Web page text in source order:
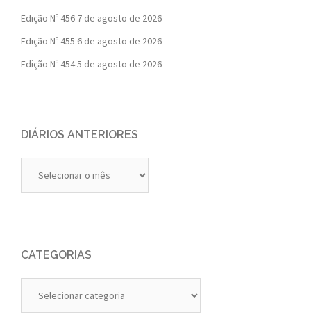
Edição Nº 456 7 de agosto de 2026
Edição Nº 455 6 de agosto de 2026
Edição Nº 4545 de agosto de 2026
DIÁRIOS ANTERIORES
Anteriores
CATEGORIAS